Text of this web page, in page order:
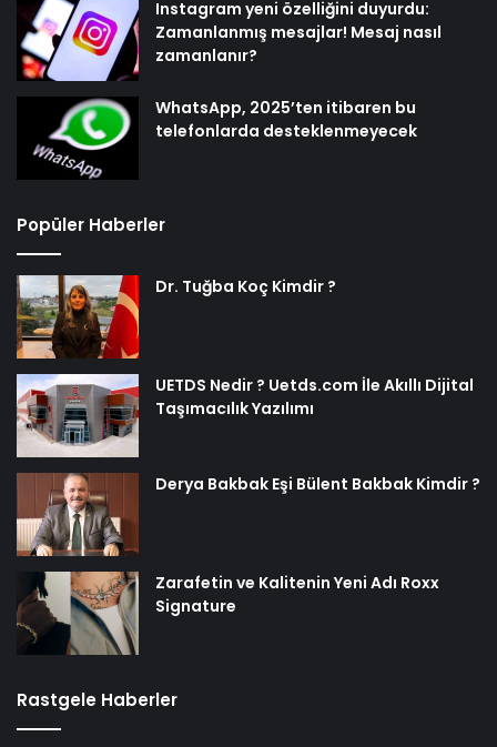
Instagram yeni özelliğini duyurdu:
Zamanlanmış mesajlar! Mesaj nasıl
zamanlanır?
WhatsApp, 2025’ten itibaren bu
telefonlarda desteklenmeyecek
Popüler Haberler
Dr. Tuğba Koç Kimdir ?
UETDS Nedir ? Uetds.com İle Akıllı Dijital
Taşımacılık Yazılımı
Derya Bakbak Eşi Bülent Bakbak Kimdir ?
Zarafetin ve Kalitenin Yeni Adı Roxx
Signature
Rastgele Haberler